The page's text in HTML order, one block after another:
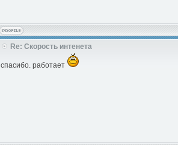
Re: Скорость интенета
спасибо. работает